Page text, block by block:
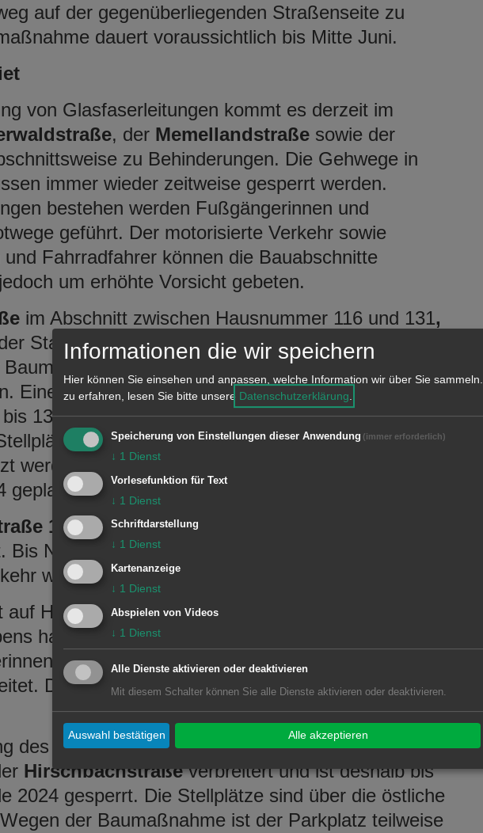
auf der gegenüberliegenden Straßenseite zu
dauert voraussichtlich bis Mitte Juni.
von Glasfaserleitungen kommt es derzeit im
, der Memellandstraßesowie der
zu Behinderungen. Die Gehwege in
immer wieder zeitweise gesperrt werden.
bestehen werden Fußgängerinnen und
geführt. Der motorisierte Verkehr sowie
Fahrradfahrer können die Bauabschnitte
um erhöhte Vorsicht gebeten.
im Abschnitt zwischen Hausnummer 116 und 131,
Stadtwerke Aalen derzeit neue Wasserleitungen
muss die
Langerstraße
Eine Zufahrt für Anwohner im Bereich der
131 ist dann über dieSaar,- undMährenstraße
am Wanderparkplatz können während der
werden. Die Fertigstellung der Baumaßnahme ist
geplant.
17wurde wegen eines privaten Bauvorhabens
Bis November 2024 ist eine halbseitige Sperrung
wird einspurig an der Baustelle vorbeigeleitet.
Höhe der Hausnummer 16 derzeit wegen eines
halbseitig gesperrt. Der motorisierte Verkehr
und Fahrradfahrer werden einspurig an der
Die Fertigstellung des Projekts ist für Ende Juni
des neuenKombibadeswird die westliche Zufahrt
Hirschbachstraßeverbreitert und ist deshalb bis
2024 gesperrt. Die Stellplätze sind über die östliche
der Baumaßnahme ist der Parkplatz teilweise
Informationen die wir speichern
Hier können Sie einsehen und anpassen, welche Information wir über Sie sammeln.
zu erfahren, lesen Sie bitte unsere Datenschutzerklärung
Speicherung von Einstellungen dieser Anwendung (immer erforderlich)
↓ 1 Dienst
Vorlesefunktion für Text
↓ 1 Dienst
Schriftdarstellung
↓ 1 Dienst
Kartenanzeige
↓ 1 Dienst
Abspielen von Videos
↓ 1 Dienst
Alle Dienste aktivieren oder deaktivieren
Mit diesem Schalter können Sie alle Dienste aktivieren oder deaktivieren.
Auswahl bestätigen Alle akzeptieren